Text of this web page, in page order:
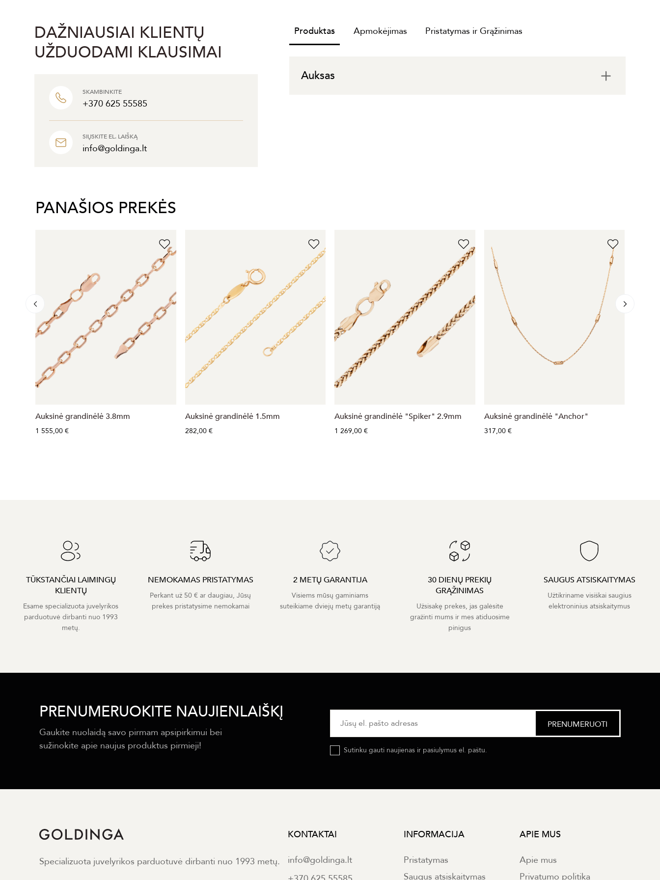
DAŽNIAUSIAI KLIENTŲ
UŽDUODAMI KLAUSIMAI
SKAMBINKITE
+370 625 55585
SIŲSKITE EL. LAIŠKĄ
info@goldinga.lt
Produktas Apmokėjimas Pristatymas ir Grąžinimas
Auksas
PANAŠIOS PREKĖS
Auksinė grandinėlė 3.8mm
1 555,00 €
Auksinė grandinėlė 1.5mm
282,00 €
Auksinė grandinėlė "Spiker" 2.9mm
1 269,00 €
Auksinė grandinėlė "Anchor"
317,00 €
TŪKSTANČIAI LAIMINGŲ
KLIENTŲ
Esame specializuota juvelyrikos
parduotuvė dirbanti nuo 1993
metų.
NEMOKAMAS PRISTATYMAS
Perkant už 50 € ar daugiau, Jūsų
prekes pristatysime nemokamai
2 METŲ GARANTIJA
Visiems mūsų gaminiams
suteikiame dviejų metų garantiją
30 DIENŲ PREKIŲ
GRĄŽINIMAS
Užsisakę prekes, jas galėsite
gražinti mums ir mes atiduosime
pinigus
SAUGUS ATSISKAITYMAS
Užtikriname visiškai saugius
elektroninius atsiskaitymus
PRENUMERUOKITE NAUJIENLAIŠKĮ
Gaukite nuolaidą savo pirmam apsipirkimui bei
sužinokite apie naujus produktus pirmieji!
Sutinku gauti naujienas ir pasiulymus el. paštu.
Specializuota juvelyrikos parduotuvė dirbanti nuo 1993 metų.
KONTAKTAI
info@goldinga.lt
INFORMACIJA
Pristatymas
Saugus atsiskaitymas
APIE MUS
Apie mus
Privatumo politika